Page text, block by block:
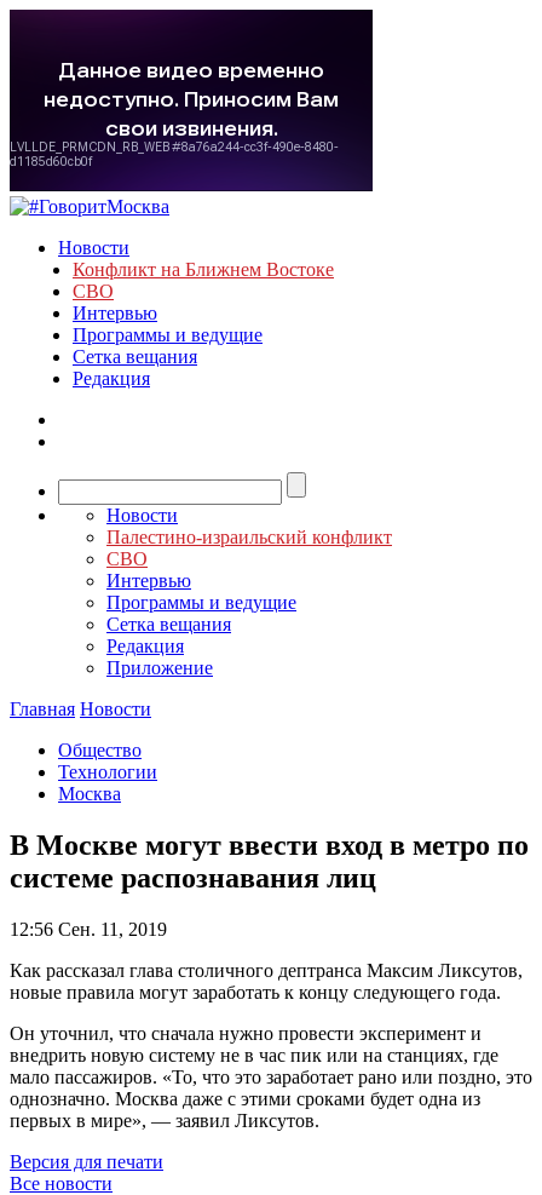
Новости
Конфликт на Ближнем Востоке
СВО
Интервью
Программы и ведущие
Сетка вещания
Редакция
Новости
Палестино-израильский конфликт
СВО
Интервью
Программы и ведущие
Сетка вещания
Редакция
Приложение
Главная Новости
Общество
Технологии
Москва
В Москве могут ввести вход в метро по
системе распознавания лиц
12:56 Сен. 11, 2019
Как рассказал глава столичного дептранса Максим Ликсутов,
новые правила могут заработать к концу следующего года.
Он уточнил, что сначала нужно провести эксперимент и
внедрить новую систему не в час пик или на станциях, где
мало пассажиров. «То, что это заработает рано или поздно, это
однозначно. Москва даже с этими сроками будет одна из
первых в мире», — заявил Ликсутов.
Версия для печати
Все новости